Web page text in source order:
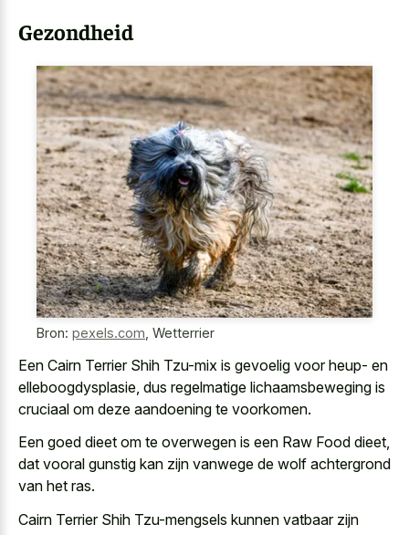
Gezondheid
Bron: pexels.com, Wetterrier
Een Cairn Terrier Shih Tzu-mix is gevoelig voor heup- en
elleboogdysplasie, dus regelmatige lichaamsbeweging is
cruciaal om deze aandoening te voorkomen.
Een goed dieet om te overwegen is een Raw Food dieet,
dat vooral gunstig kan zijn vanwege de wolf achtergrond
van het ras.
Cairn Terrier Shih Tzu-mengsels kunnen vatbaar zijn